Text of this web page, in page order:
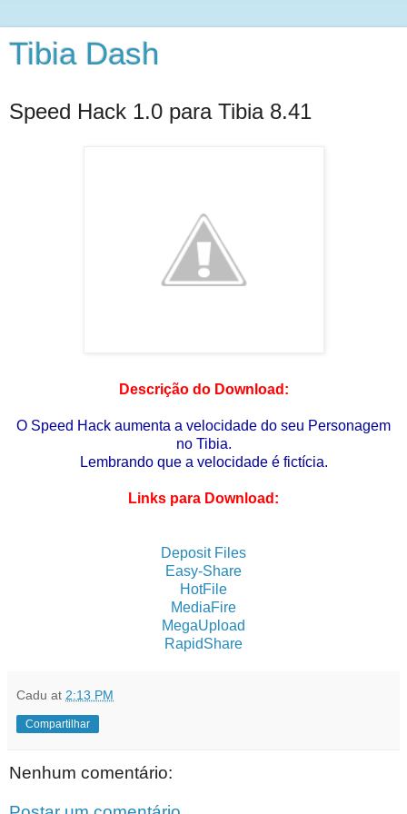
Tibia Dash
Speed Hack 1.0 para Tibia 8.41
Descrição do Download:
O Speed Hack aumenta a velocidade do seu Personagem
no Tibia.
Lembrando que a velocidade é fictícia.
Links para Download:
Deposit Files
Easy-Share
HotFile
MediaFire
MegaUpload
RapidShare
Cadu at 2:13 PM
Compartilhar
Nenhum comentário: